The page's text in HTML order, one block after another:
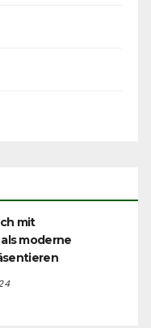
mit
moderne